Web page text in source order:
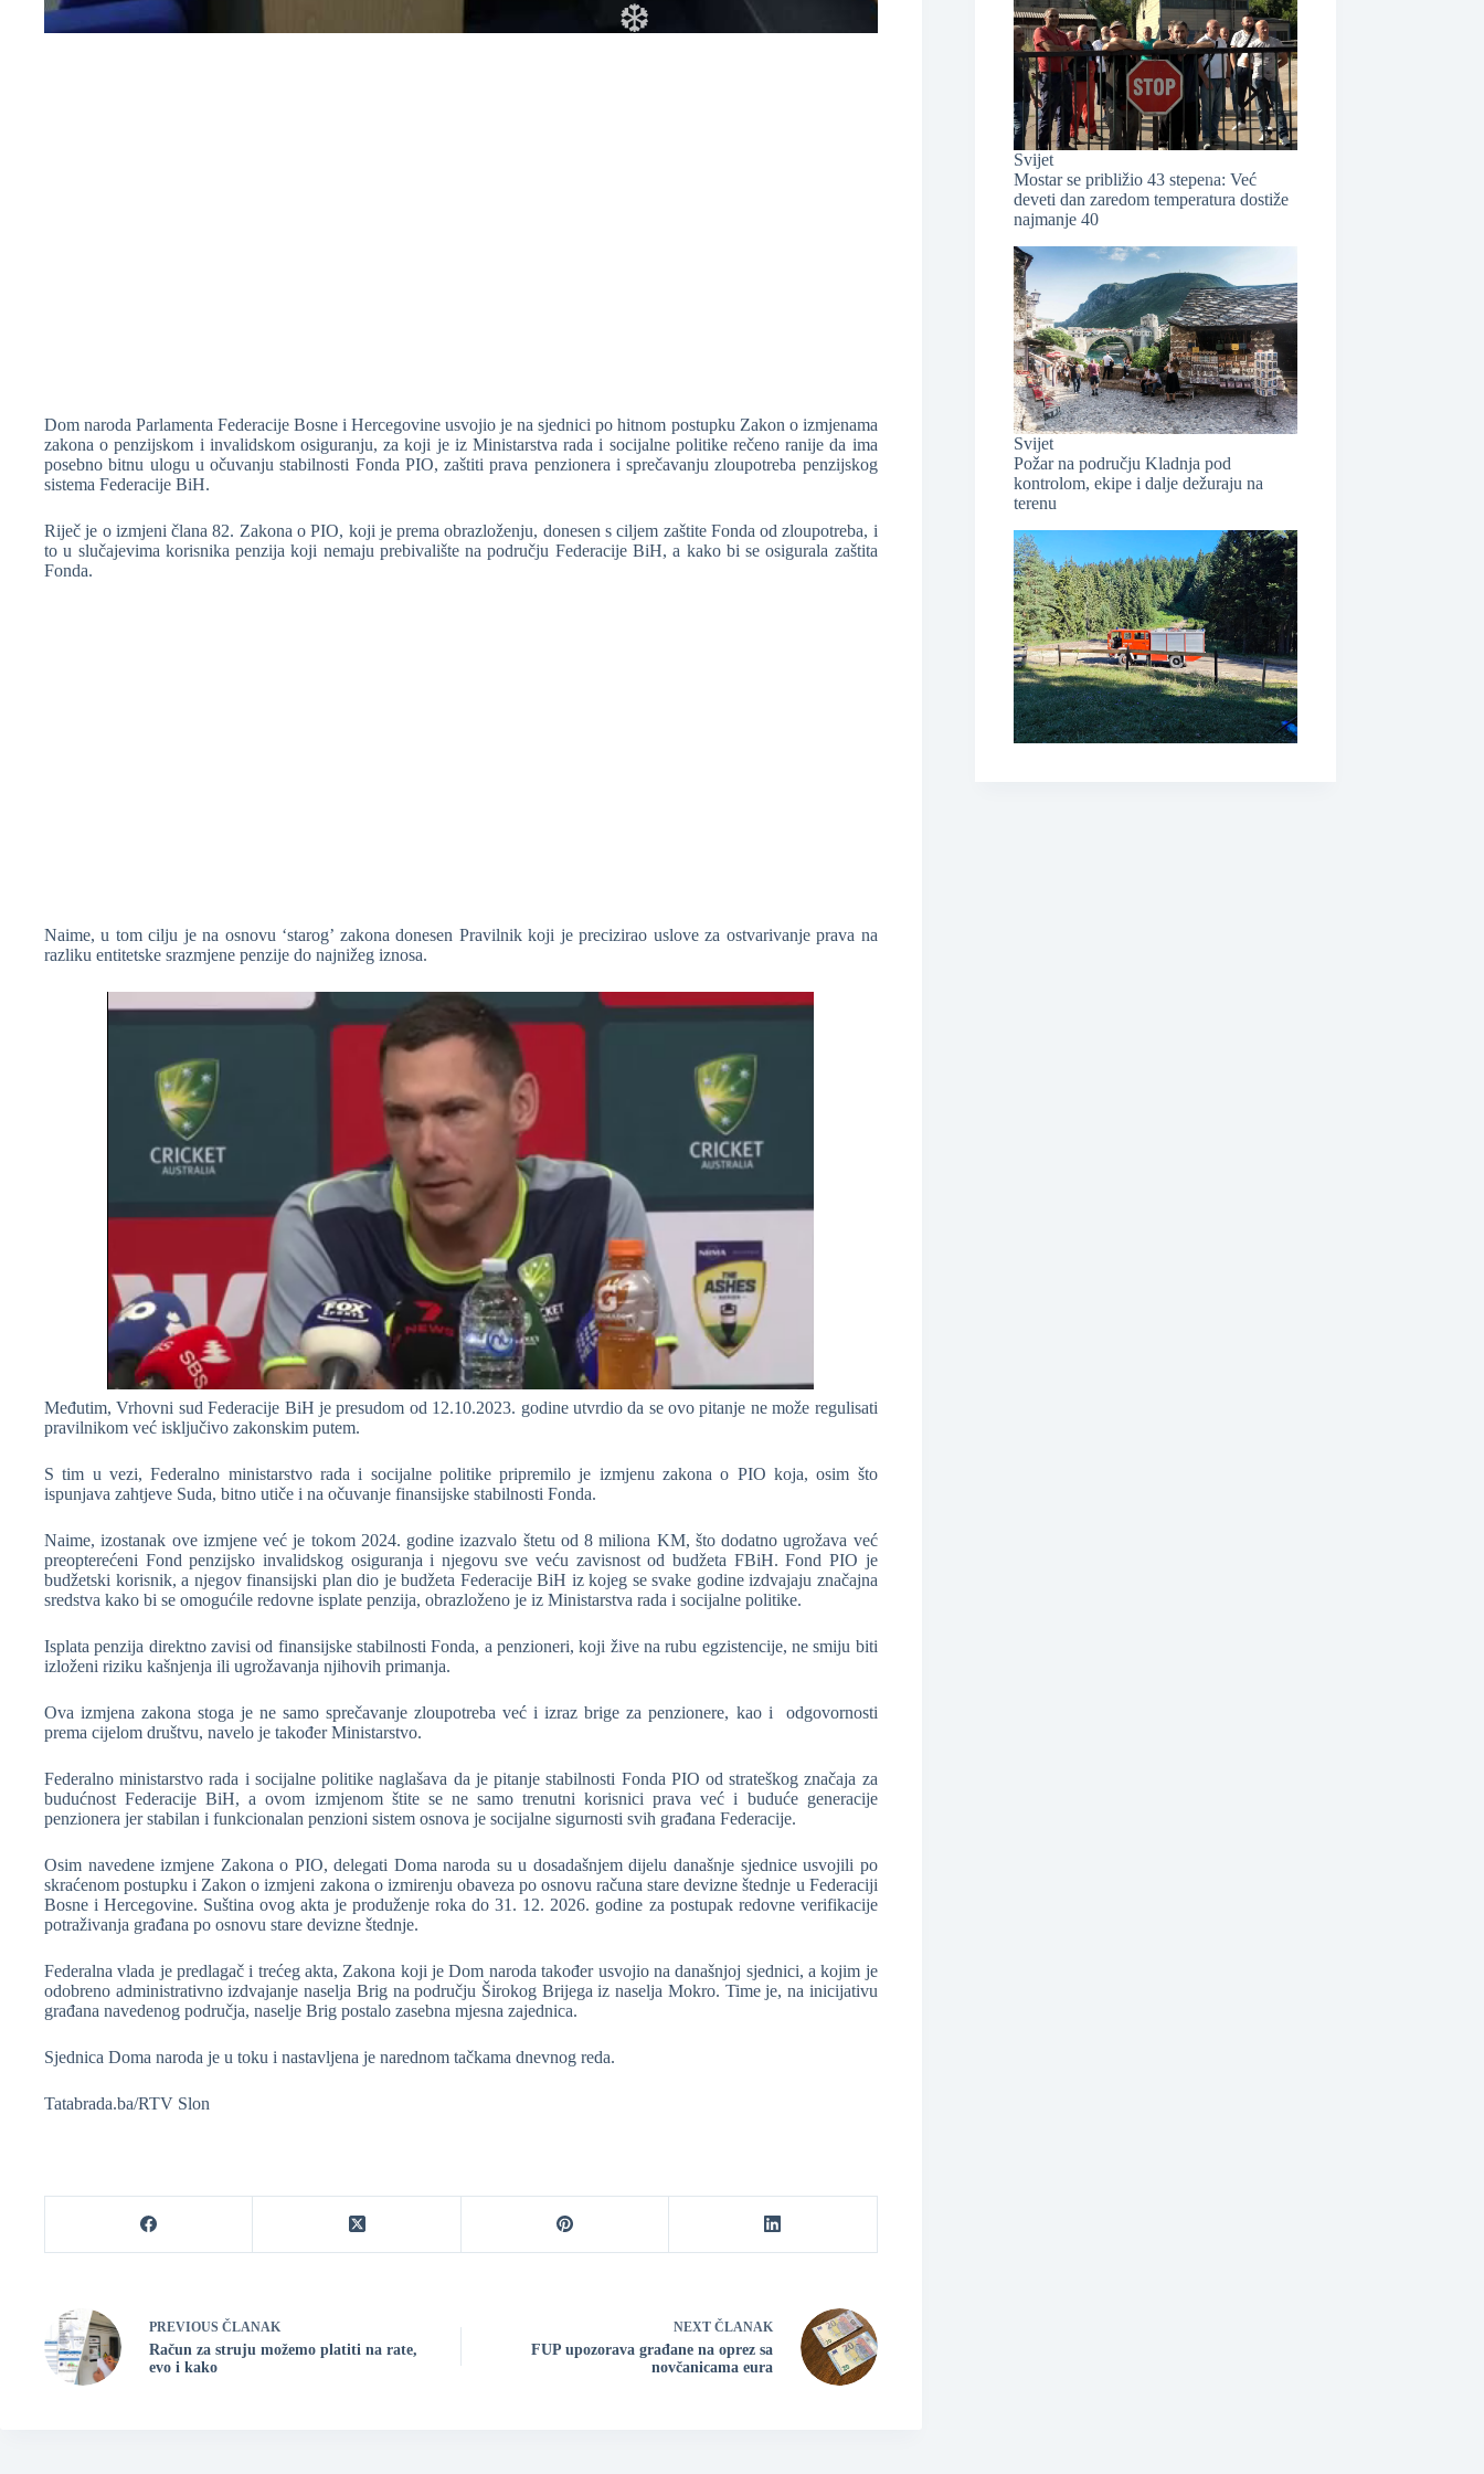
Dom naroda Parlamenta Federacije Bosne i Hercegovine usvojio je na sjednici po hitnom postupku Zakon o izmjenama
zakona o penzijskom i invalidskom osiguranju, za koji je iz Ministarstva rada i socijalne politike rečeno ranije da ima
posebno bitnu ulogu u očuvanju stabilnosti Fonda PIO, zaštiti prava penzionera i sprečavanju zloupotreba penzijskog
sistema Federacije BiH.
Riječ je o izmjeni člana 82. Zakona o PIO, koji je prema obrazloženju, donesen s ciljem zaštite Fonda od zloupotreba, i
to u slučajevima korisnika penzija koji nemaju prebivalište na području Federacije BiH, a kako bi se osigurala zaštita
Fonda.
Naime, u tom cilju je na osnovu ‘starog’ zakona donesen Pravilnik koji je precizirao uslove za ostvarivanje prava na
razliku entitetske srazmjene penzije do najnižeg iznosa.
Međutim, Vrhovni sud Federacije BiH je presudom od 12.10.2023. godine utvrdio da se ovo pitanje ne može regulisati
pravilnikom već isključivo zakonskim putem.
S tim u vezi, Federalno ministarstvo rada i socijalne politike pripremilo je izmjenu zakona o PIO koja, osim što
ispunjava zahtjeve Suda, bitno utiče i na očuvanje finansijske stabilnosti Fonda.
Naime, izostanak ove izmjene već je tokom 2024. godine izazvalo štetu od 8 miliona KM, što dodatno ugrožava već
preopterećeni Fond penzijsko invalidskog osiguranja i njegovu sve veću zavisnost od budžeta FBiH. Fond PIO je
budžetski korisnik, a njegov finansijski plan dio je budžeta Federacije BiH iz kojeg se svake godine izdvajaju značajna
sredstva kako bi se omogućile redovne isplate penzija, obrazloženo je iz Ministarstva rada i socijalne politike.
Isplata penzija direktno zavisi od finansijske stabilnosti Fonda, a penzioneri, koji žive na rubu egzistencije, ne smiju biti
izloženi riziku kašnjenja ili ugrožavanja njihovih primanja.
Ova izmjena zakona stoga je ne samo sprečavanje zloupotreba već i izraz brige za penzionere, kao i odgovornosti
prema cijelom društvu, navelo je također Ministarstvo.
Federalno ministarstvo rada i socijalne politike naglašava da je pitanje stabilnosti Fonda PIO od strateškog značaja za
budućnost Federacije BiH, a ovom izmjenom štite se ne samo trenutni korisnici prava već i buduće generacije
penzionera jer stabilan i funkcionalan penzioni sistem osnova je socijalne sigurnosti svih građana Federacije.
Osim navedene izmjene Zakona o PIO, delegati Doma naroda su u dosadašnjem dijelu današnje sjednice usvojili po
skraćenom postupku i Zakon o izmjeni zakona o izmirenju obaveza po osnovu računa stare devizne štednje u Federaciji
Bosne i Hercegovine. Suština ovog akta je produženje roka do 31. 12. 2026. godine za postupak redovne verifikacije
potraživanja građana po osnovu stare devizne štednje.
Federalna vlada je predlagač i trećeg akta, Zakona koji je Dom naroda također usvojio na današnjoj sjednici, a kojim je
odobreno administrativno izdvajanje naselja Brig na području Širokog Brijega iz naselja Mokro. Time je, na inicijativu
građana navedenog područja, naselje Brig postalo zasebna mjesna zajednica.
Sjednica Doma naroda je u toku i nastavljena je narednom tačkama dnevnog reda.
Tatabrada.ba/RTV Slon
PREVIOUS ČLANAK
Račun za struju možemo platiti na rate,
evo i kako
NEXT ČLANAK
FUP upozorava građane na oprez sa
novčanicama eura
Svijet
Mostar se približio 43 stepena: Već
deveti dan zaredom temperatura dostiže
najmanje 40
Svijet
Požar na području Kladnja pod
kontrolom, ekipe i dalje dežuraju na
terenu
❆
❆
❆
❆
❆
❆